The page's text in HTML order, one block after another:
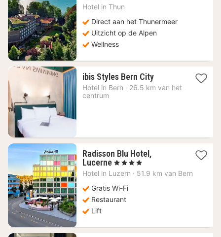
€
Hotel in Thun
Direct aan het Thunermeer
Uitzicht op de Alpen
Wellness
ibis Styles Bern City1
nacht
Hotel in Bern · 26.5 km van het
centrum
Radisson Blu Hotel,
Lucerne 1
nacht
234,11
€
, 4 Sterren
Hotel in Luzern · 51.9 km van Bern
Gratis Wi-Fi
Restaurant
Lift